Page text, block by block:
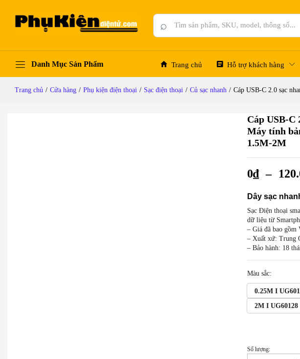
⌕
Danh Mục Sản Phẩm Trang chủ Hỗ trợ khách hàng
Trang chủ / Cửa hàng / Phụ kiện điện thoại / Sạc điện thoại / Củ sạc nhanh / Cáp USB-C 2.0 sạc
Cáp USB-C
Máy tính
1.5M-2M
0₫ –
Dây sạc
Sạc Điện thoại
dữ liệu từ
– Giá đã bao gồm
– Xuất xứ: Trung
– Bảo hành: 18
Màu sắc:
0.25M I
2M I UG60128
Cáp
Số lượng:
Mô tả chi tiết Thông số kỹ thuật Đánh giá (0)